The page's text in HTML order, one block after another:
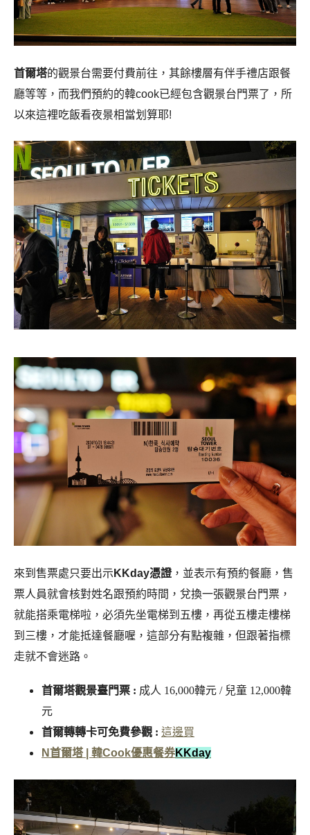
首爾塔的觀景台需要付費前往，其餘樓層有伴手禮店跟餐
廳等等，而我們預約的韓cook已經包含觀景台門票了，所
以來這裡吃飯看夜景相當划算耶!
來到售票處只要出示 KKday憑證 ，並表示有預約餐廳，售
票人員就會核對姓名跟預約時間，兌換一張觀景台門票，
就能搭乘電梯啦，必須先坐電梯到五樓，再從五樓走樓梯
到三樓，才能抵達餐廳喔，這部分有點複雜，但跟著指標
走就不會迷路。
首爾塔觀景臺門票 : 成人 16,000韓元 / 兒童 12,000韓
元
首爾轉轉卡可免費參觀 : 這邊買
N首爾塔 | 韓Cook優惠餐券K Kday